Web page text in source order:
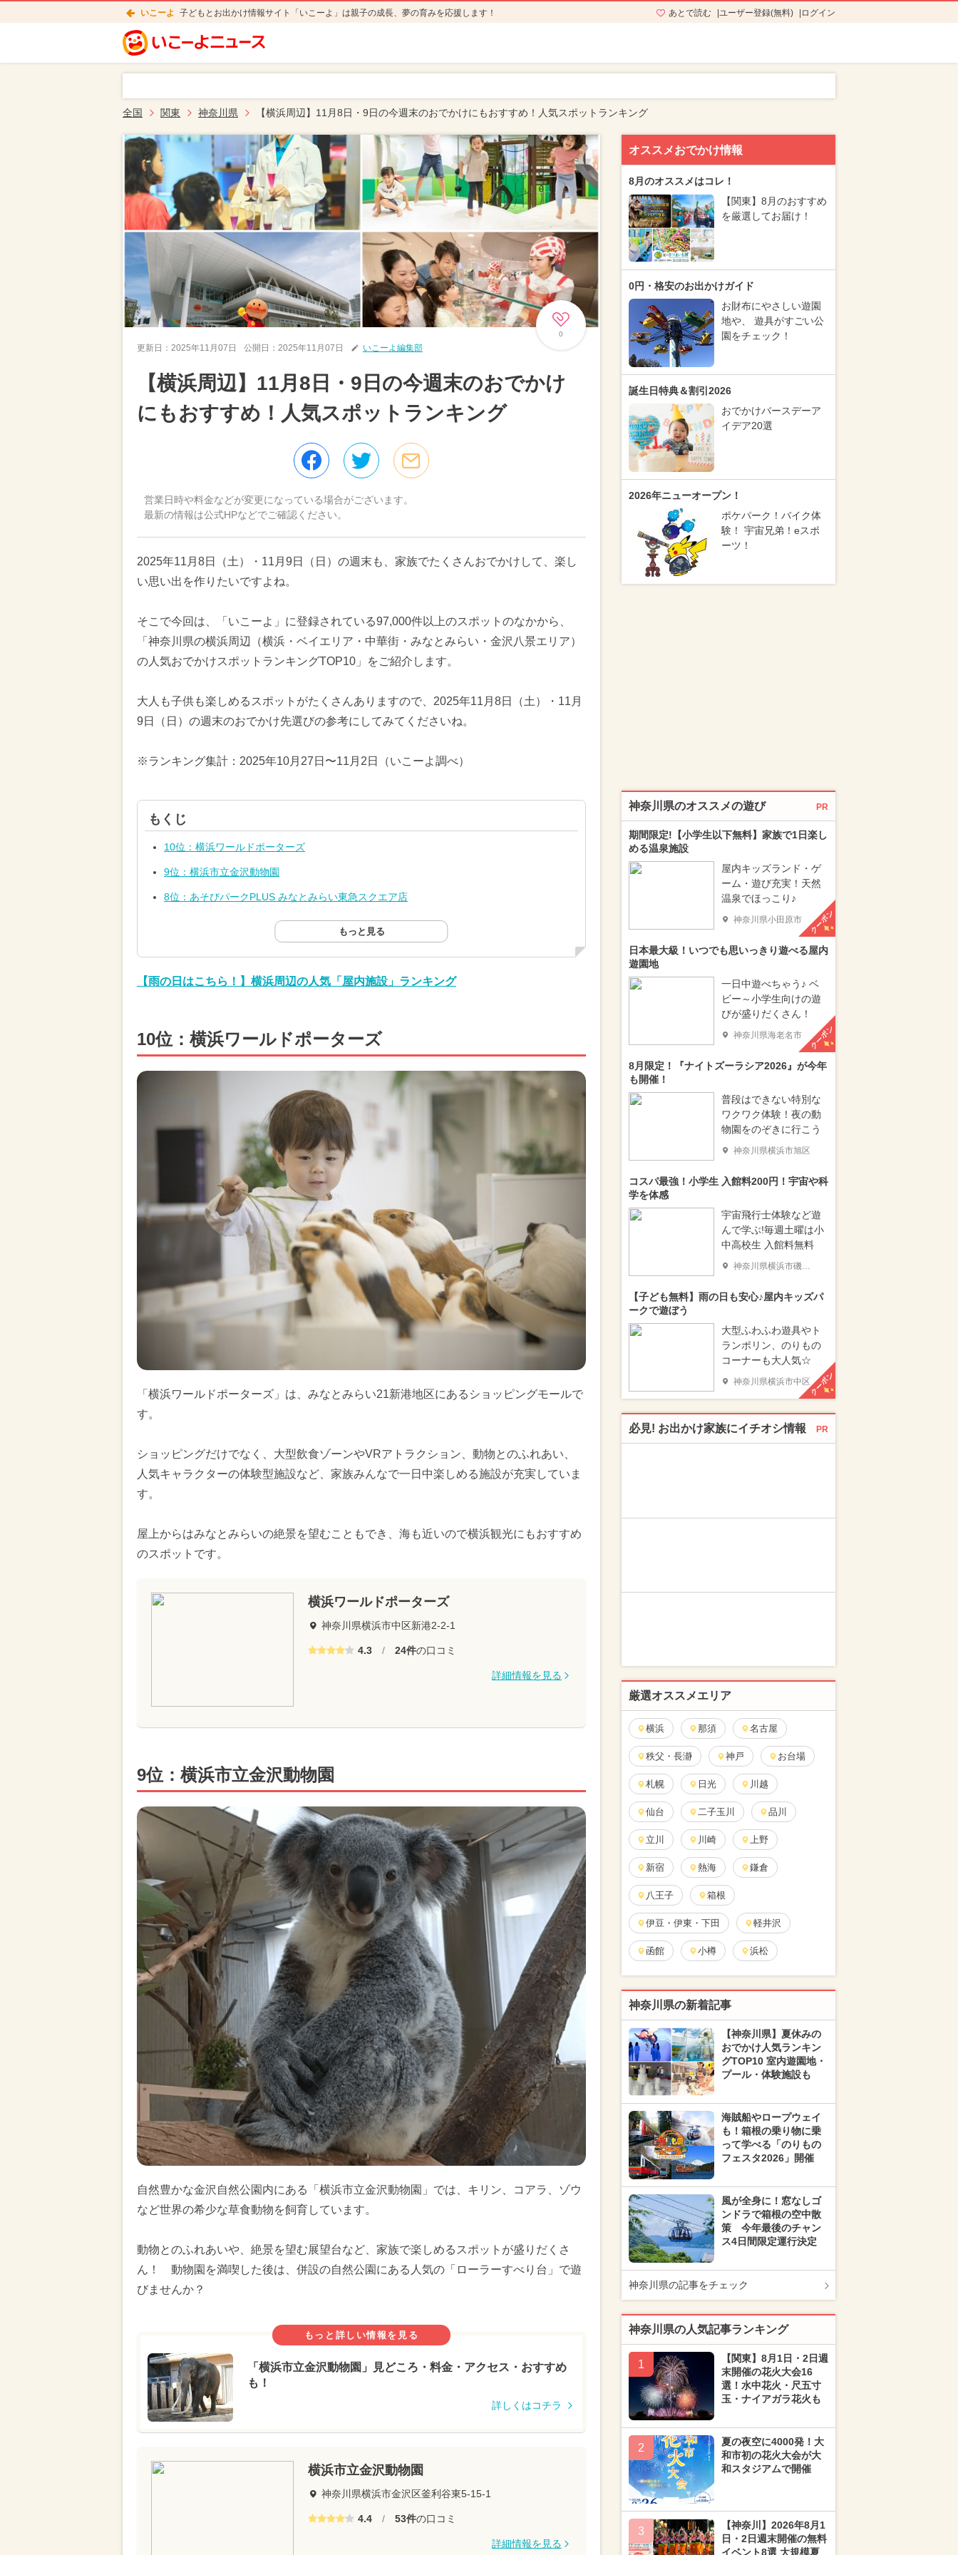
いこーよ 子どもとお出かけ情報サイト「いこーよ」は親子の成長、夢の育みを応援します！ あとで読む ユーザー登録(無料) ログイン
全国 関東 神奈川県 【横浜周辺】11月8日・9日の今週末のおでかけにもおすすめ！人気スポットランキング
0
更新日： 2025年11月07日 公開日： 2025年11月07日 いこーよ編集部
【横浜周辺】11月8日・9日の今週末のおでかけ
にもおすすめ！人気スポットランキング
営業日時や料金などが変更になっている場合がございます。
最新の情報は公式HPなどでご確認ください。
2025年11月8日（土）・11月9日（日）の週末も、家族でたくさんおでかけして、楽し
い思い出を作りたいですよね。
そこで今回は、「いこーよ」に登録されている97,000件以上のスポットのなかから、
「神奈川県の横浜周辺（横浜・ベイエリア・中華街・みなとみらい・金沢八景エリア）
の人気おでかけスポットランキングTOP10」をご紹介します。
大人も子供も楽しめるスポットがたくさんありますので、2025年11月8日（土）・11月
9日（日）の週末のおでかけ先選びの参考にしてみてくださいね。
※ランキング集計：2025年10月27日〜11月2日（いこーよ調べ）
もくじ
10位：横浜ワールドポーターズ
9位：横浜市立金沢動物園
8位：あそびパークPLUS みなとみらい東急スクエア店
もっと見る
【雨の日はこちら！】横浜周辺の人気「屋内施設」ランキング
10位：横浜ワールドポーターズ
「横浜ワールドポーターズ」は、みなとみらい21新港地区にあるショッピングモールで
す。
ショッピングだけでなく、大型飲食ゾーンやVRアトラクション、動物とのふれあい、
人気キャラクターの体験型施設など、家族みんなで一日中楽しめる施設が充実していま
す。
屋上からはみなとみらいの絶景を望むこともでき、海も近いので横浜観光にもおすすめ
のスポットです。
横浜ワールドポーターズ
神奈川県横浜市中区新港2-2-1
4.3 / 24件の口コミ
詳細情報を見る
9位：横浜市立金沢動物園
自然豊かな金沢自然公園内にある「横浜市立金沢動物園」では、キリン、コアラ、ゾウ
など世界の希少な草食動物を飼育しています。
動物とのふれあいや、絶景を望む展望台など、家族で楽しめるスポットが盛りだくさ
ん！ 動物園を満喫した後は、併設の自然公園にある人気の「ローラーすべり台」で遊
びませんか？
もっと詳しい情報を見る
「横浜市立金沢動物園」見どころ・料金・アクセス・おすすめ
も！
詳しくはコチラ
横浜市立金沢動物園
神奈川県横浜市金沢区釜利谷東5-15-1
4.4 / 53件の口コミ
詳細情報を見る
オススメおでかけ情報
8月のオススメはコレ！
【関東】8月のおすすめ
を厳選してお届け！
0円・格安のお出かけガイド
お財布にやさしい遊園
地や、 遊具がすごい公
園をチェック！
誕生日特典＆割引2026
おでかけバースデーア
イデア20選
2026年ニューオープン！
ポケパーク！バイク体
験！ 宇宙兄弟！eスポ
ーツ！
神奈川県のオススメの遊び PR
期間限定!【小学生以下無料】家族で1日楽し
める温泉施設
屋内キッズランド・ゲ
ーム・遊び充実！天然
温泉でほっこり♪
神奈川県小田原市 クーポン
日本最大級！いつでも思いっきり遊べる屋内
遊園地
一日中遊べちゃう♪ ベ
ビー～小学生向けの遊
びが盛りだくさん！
神奈川県海老名市 クーポン
8月限定！『ナイトズーラシア2026』が今年
も開催！
普段はできない特別な
ワクワク体験！夜の動
物園をのぞきに行こう
神奈川県横浜市旭区
コスパ最強！小学生 入館料200円！宇宙や科
学を体感
宇宙飛行士体験など遊
んで学ぶ!毎週土曜は小
中高校生 入館料無料
神奈川県横浜市磯子区
【子ども無料】雨の日も安心♪屋内キッズパ
ークで遊ぼう
大型ふわふわ遊具やト
ランポリン、のりもの
コーナーも大人気☆
神奈川県横浜市中区クーポン
必見! お出かけ家族にイチオシ情報 PR
厳選オススメエリア
横浜 那須 名古屋
秩父・長瀞 神戸 お台場
札幌 日光 川越
仙台 二子玉川 品川
立川 川崎 上野
新宿 熱海 鎌倉
八王子 箱根
伊豆・伊東・下田 軽井沢
函館 小樽 浜松
神奈川県の新着記事
【神奈川県】夏休みの
おでかけ人気ランキン
グTOP10 室内遊園地・
プール・体験施設も
海賊船やロープウェイ
も！箱根の乗り物に乗
って学べる「のりもの
フェスタ2026」開催
風が全身に！窓なしゴ
ンドラで箱根の空中散
策 今年最後のチャン
ス4日間限定運行決定
神奈川県の記事をチェック
神奈川県の人気記事ランキング
1
【関東】8月1日・2日週
末開催の花火大会16
選！水中花火・尺五寸
玉・ナイアガラ花火も
2
夏の夜空に4000発！大
和市初の花火大会が大
和スタジアムで開催
3
【神奈川】2026年8月1
日・2日週末開催の無料
イベント8選 大規模夏